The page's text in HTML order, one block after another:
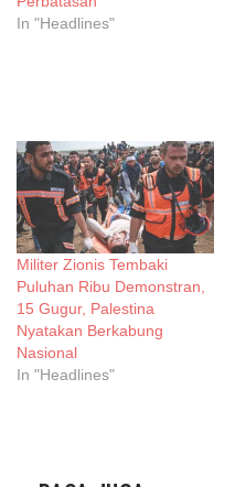
In "Headlines"
Militer Zionis Tembaki
Puluhan Ribu Demonstran,
15 Gugur, Palestina
Nyatakan Berkabung
Nasional
In "Headlines"